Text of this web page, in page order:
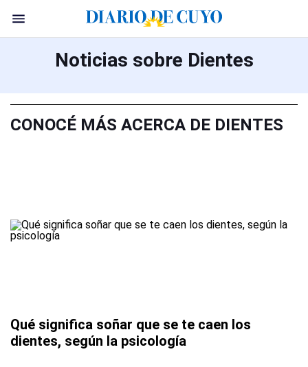
Noticias sobre Dientes
CONOCÉ MÁS ACERCA DE DIENTES
Qué significa soñar que se te caen los
dientes, según la psicología